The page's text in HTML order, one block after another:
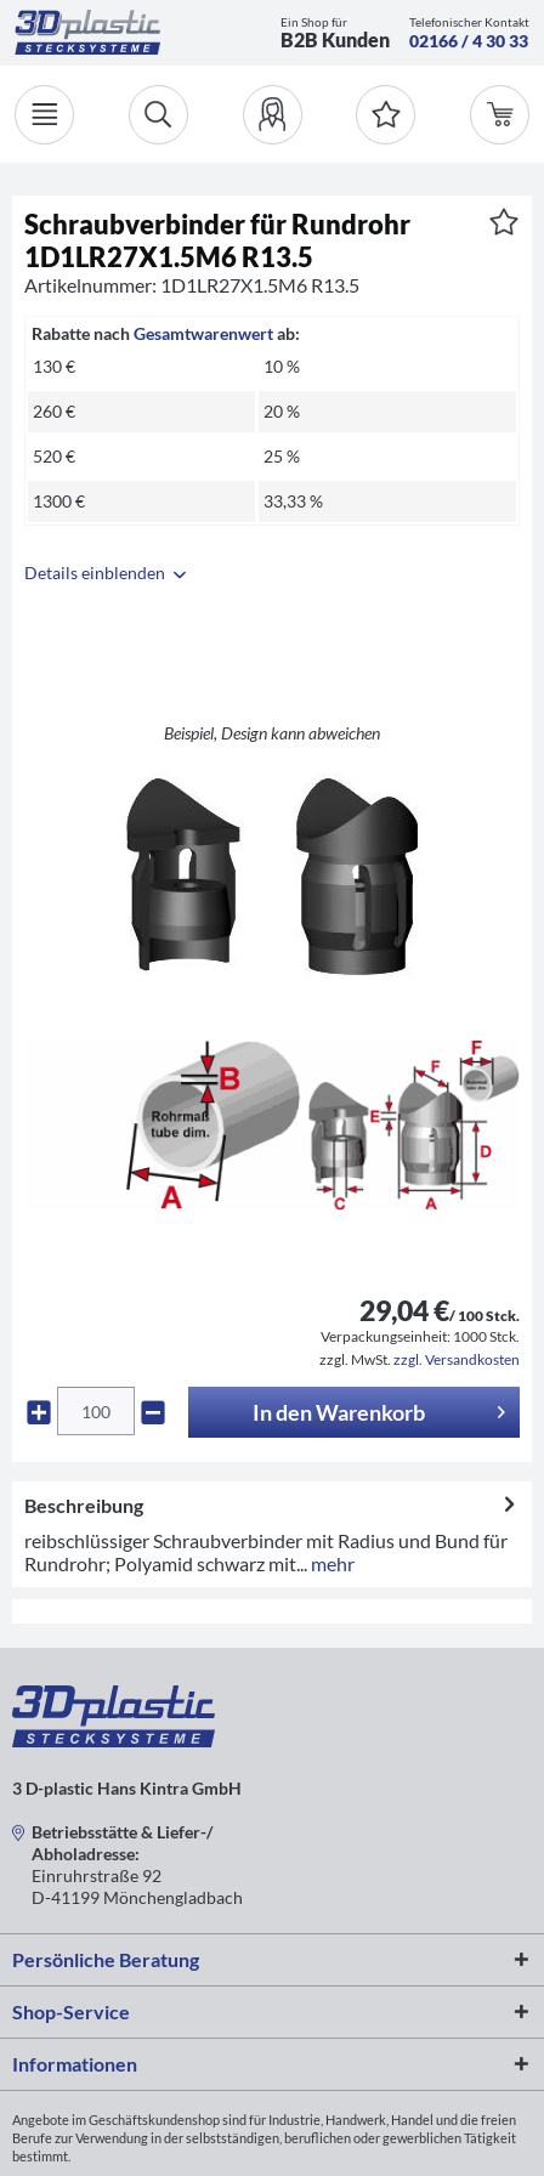
Ein Shop für
B2B Kunden
Telefonischer Kontakt
02166 / 4 30 33
Details einblenden
Beispiel, Design kann abweichen
Schraubverbinder für Rundrohr
1D1LR27X1.5M6 R13.5
Artikelnummer: 1D1LR27X1.5M6 R13.5
Rabatte nachGesamtwarenwertab:
130 €
10 %
260 € 20 %
520 € 25 %
1300 € 33,33 %
29,04 €/ 100 Stck.
Verpackungseinheit: 1000 Stck.
zzgl. MwSt. zzgl. Versandkosten
In denWarenkorb
Beschreibung
reibschlüssiger Schraubverbinder mit Radius und Bund für
Rundrohr; Polyamid schwarz mit...
mehr
3 D-plastic Hans Kintra GmbH
Betriebsstätte & Liefer-/
Abholadresse:
Einruhrstraße 92
D-41199 Mönchengladbach
Persönliche Beratung
Shop-Service
Informationen
Angebote im Geschäftskundenshop sind für Industrie, Handwerk, Handel und die freien
Berufe zur Verwendung in der selbstständigen, beruflichen oder gewerblichen Tätigkeit
bestimmt.